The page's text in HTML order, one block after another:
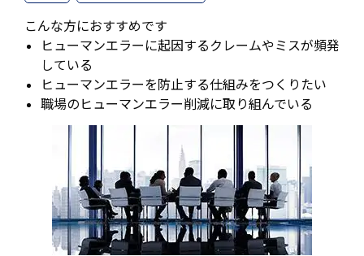
こんな方におすすめです
ヒューマンエラーに起因するクレームやミスが頻発
している
ヒューマンエラーを防止する仕組みをつくりたい
職場のヒューマンエラー削減に取り組んでいる